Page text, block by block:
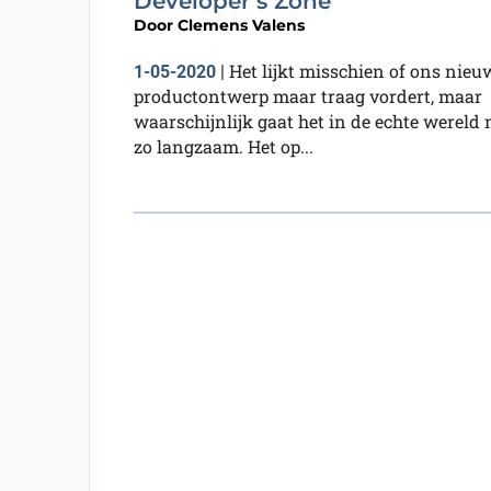
Door Clemens Valens
1-05-2020| Het lijkt misschien of ons
productontwerp maar traag vordert, maar
waarschijnlijk gaat het in de echte wereld
zo langzaam. Het op...